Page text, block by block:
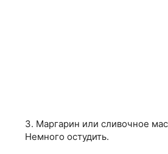
3. Маргарин или сливочное
Немного остудить.